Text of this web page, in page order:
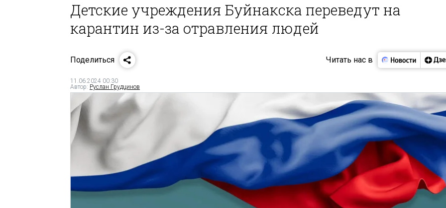
Детские учреждения Буйнакска переведут на
карантин из-за отравления людей
Поделиться Читать нас в
11.06.2024 00:30
Автор: Руслан Грудцинов